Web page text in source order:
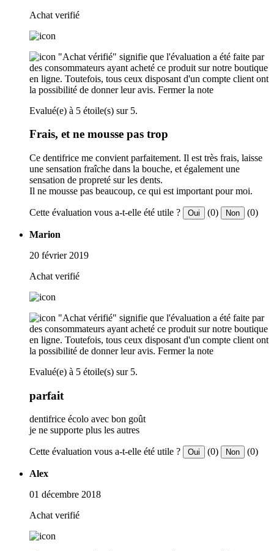
Achat verifié
"Achat vérifié" signifie que l'évaluation a été faite par
des consommateurs ayant acheté ce produit sur notre boutique
en ligne. Toutefois, tous ceux disposant d'un compte client ont
la possibilité de donner leur avis. Fermer la note
Evalué(e) à 5 étoile(s) sur 5.
Frais, et ne mousse pas trop
Ce dentifrice me convient parfaitement. Il est très frais, laisse
une sensation fraîche dans la bouche, et également une
sensation de propreté sur les dents.
Il ne mousse pas beaucoup, ce qui est important pour moi.
Cette évaluation vous a-t-elle été utile ? Oui (0) Non (0)
Marion
20 février 2019
Achat verifié
"Achat vérifié" signifie que l'évaluation a été faite par
des consommateurs ayant acheté ce produit sur notre boutique
en ligne. Toutefois, tous ceux disposant d'un compte client ont
la possibilité de donner leur avis. Fermer la note
Evalué(e) à 5 étoile(s) sur 5.
parfait
dentifrice écolo avec bon goût
je ne supporte plus les autres
Cette évaluation vous a-t-elle été utile ? Oui (0) Non (0)
Alex
01 décembre 2018
Achat verifié